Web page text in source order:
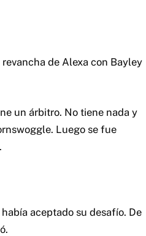
de Alexa con Bayley
un árbitro. No tiene nada y
Luego se fue
aceptado su desafío. De